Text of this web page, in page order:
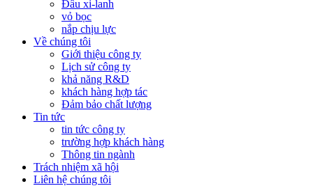
Đầu xi-lanh
vỏ bọc
nắp chịu lực
Về chúng tôi
Giới thiệu công ty
Lịch sử công ty
khả năng R&D
khách hàng hợp tác
Đảm bảo chất lượng
Tin tức
tin tức công ty
trường hợp khách hàng
Thông tin ngành
Trách nhiệm xã hội
Liên hệ chúng tôi